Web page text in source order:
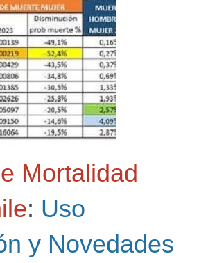
Mortalidad
: Uso
y Novedades